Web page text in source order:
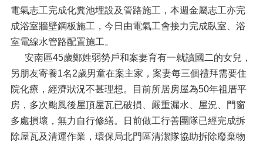
電氣志工完成化糞池埋設及管路施工，本週金屬志工亦完
成浴室牆壁鋼板施工，今日由電氣工會接力完成臥室、浴
室電線水管路配置施工。
安南區45歲鄭姓弱勢戶和案妻育有一就讀國二的女兒，
另朋友寄養1名2歲男童在案主家，案妻每三個禮拜需要住
院化療，經濟狀況不甚理想。目前所居房屋為50年祖厝平
房，多次颱風後屋頂屋瓦已破損、嚴重漏水、屋況、門窗
多處損壞，無力自行修繕。日前做工行善團隊已經完成拆
除屋瓦及清運作業，環保局北門區清潔隊協助拆除廢棄物